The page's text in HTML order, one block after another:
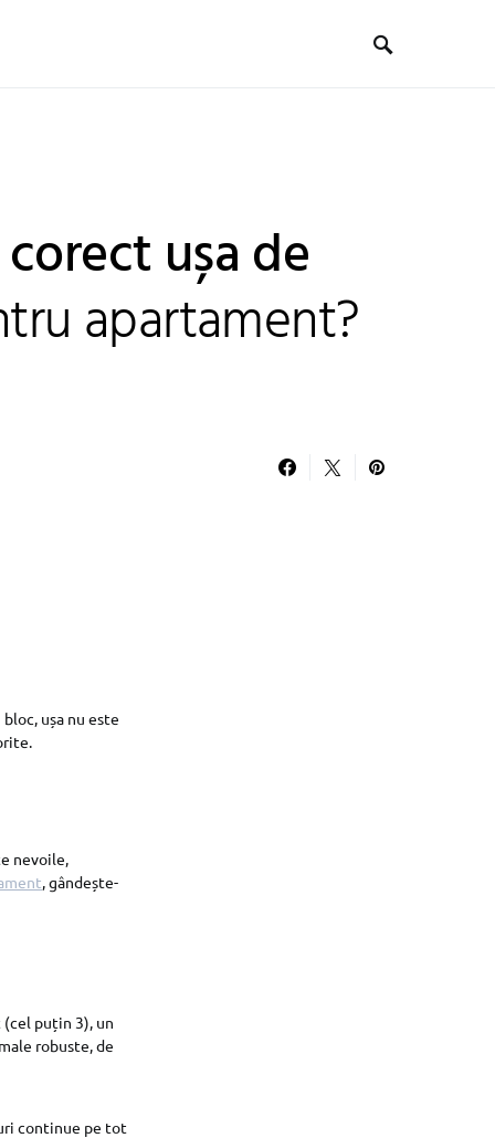
ușa de
apartament?
ușa nu este
nevoile,
, gândește-
puțin 3), un
robuste, de
continue pe tot